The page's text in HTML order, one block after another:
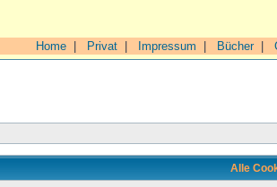
Home Privat Impressum Bücher|
Alle